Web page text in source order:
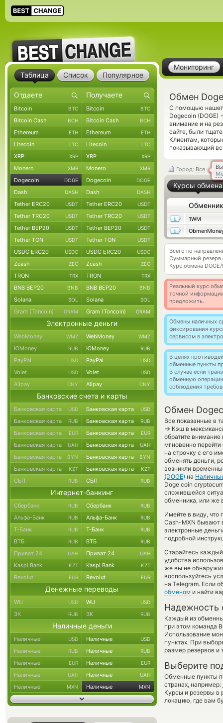
Мониторинг
Обмен
С помощью
Dogecoin (DOGE)
внимание и на
сайте, были
Клиентам,
показывающий
Город: Все
Курсы обмена
Обменник
1WM
Всего по
Суммарный резерв
Курс обмена
Реальный курс
точной
предложить.
Обмены наличных
фиксирования
сервисом в
В целях
обменные пункты
В случае если
обменную
соблюдения
Обмен
Все показанные в
→ Кэш в
обратите
мгновенно
на строчку с его
обменять деньги,
возникли
(DOGE) на
Doge coin
сложившейся
обменника, или же
Имейте в виду, что
Cash-MXN бывают
электронные
подробной
Старайтесь
удобства
же вы не
воспользуйтесь
на Telegram. Если
обменом и найти
Надежность
Каждый из
при этом команда
Использование
пунктах. При
размер резервов и
Выберите
Обменные пункты
странах, например:
Курсы и резервы в
локацию, где вам
Таблица Список Популярное
Bitcoin BTC Bitcoin BTC
Bitcoin Cash BCH Bitcoin Cash BCH
Ethereum ETH Ethereum ETH
Litecoin LTC Litecoin LTC
XRP XRP XRP XRP
Monero XMR Monero XMR
Dogecoin DOGE Dogecoin DOGE
Dash DASH Dash DASH
Tether ERC20 USDT Tether ERC20 USDT
Tether TRC20 USDT Tether TRC20 USDT
Tether BEP20 USDT Tether BEP20 USDT
Tether TON USDT Tether TON USDT
USDC ERC20 USDC USDC ERC20 USDC
Zcash ZEC Zcash ZEC
TRON TRX TRON TRX
BNB BEP20 BNB BNB BEP20 BNB
Solana SOL Solana SOL
Gram (Toncoin) GRAM Gram (Toncoin) GRAM
Электронные деньги
WebMoney WMZ WebMoney WMZ
ЮMoney RUB ЮMoney RUB
PayPal USD PayPal USD
Volet USD Volet USD
Alipay CNY Alipay CNY
Банковские счета и карты
Банковская карта USD Банковская карта USD
Банковская карта RUB Банковская карта RUB
Банковская карта EUR Банковская карта EUR
Банковская карта UAH Банковская карта UAH
Банковская карта BYN Банковская карта BYN
Банковская карта KZT Банковская карта KZT
СБП RUB СБП RUB
Интернет-банкинг
Сбербанк RUB Сбербанк RUB
Альфа-Банк RUB Альфа-Банк RUB
Т-Банк RUB Т-Банк RUB
ВТБ RUB ВТБ RUB
Приват 24 UAH Приват 24 UAH
Kaspi Bank KZT Kaspi Bank KZT
Revolut EUR Revolut EUR
Денежные переводы
WU USD WU USD
ЗК RUB ЗК RUB
Наличные деньги
Наличные USD Наличные USD
Наличные RUB Наличные RUB
Наличные EUR Наличные EUR
Наличные UAH Наличные UAH
Наличные MXN Наличные MXN